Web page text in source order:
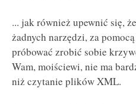
... jak również upewnić się,
żadnych narzędzi, za
próbować zrobić sobie
Wam, moiściewi, nie ma
niż czytanie plików XML.